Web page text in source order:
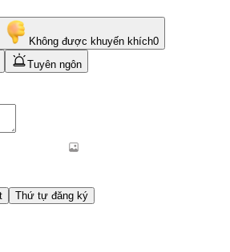
Không được khuyến khích0
Tuyên ngôn
Thứ tự đăng ký